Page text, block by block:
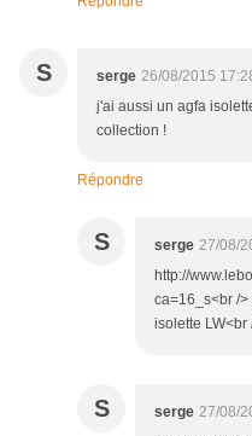
S serge 26/08/2015
j'ai aussi un agfa
collection !
Répondre
S serge 27/08/
http://
ca=16_s<br /
isolette
S serge 27/08/